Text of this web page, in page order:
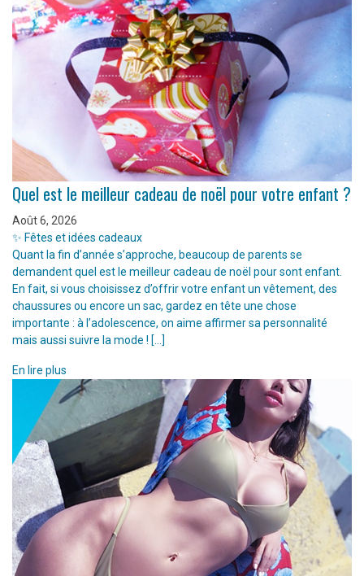
Quel est le meilleur cadeau de noël pour votre enfant ?
Août 6, 2026
✨ Fêtes et idées cadeaux
Quant la fin d’année s’approche, beaucoup de parents se
demandent quel est le meilleur cadeau de noël pour sont enfant.
En fait, si vous choisissez d’offrir votre enfant un vêtement, des
chaussures ou encore un sac, gardez en tête une chose
importante : à l’adolescence, on aime affirmer sa personnalité
mais aussi suivre la mode ! […]
En lire plus